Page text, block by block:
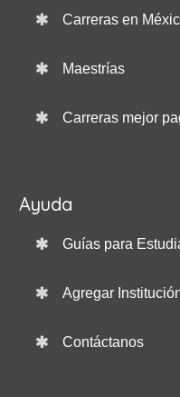
Carreras en
Maestrías
Carreras mejor
Ayuda
Guías para
Agregar
Contáctanos